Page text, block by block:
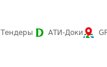
Тендеры АТИ-Доки